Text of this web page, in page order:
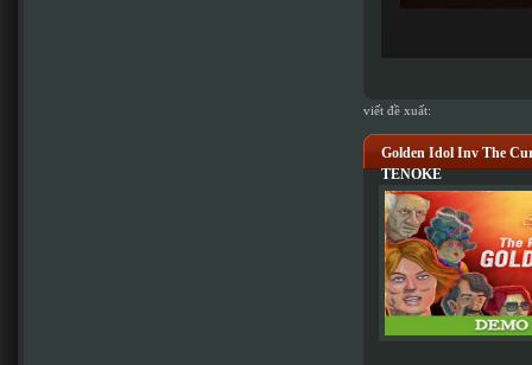
viết đề xuất:
Golden Idol Inv The
TENOKE